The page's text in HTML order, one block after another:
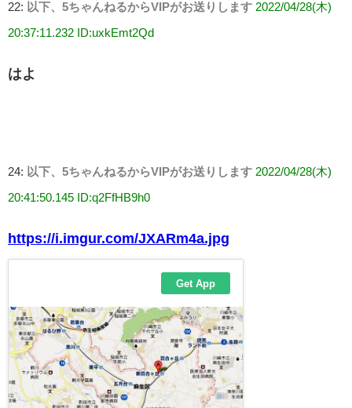
22: 以下、5ちゃんねるからVIPがお送りします 2022/04/28(木)
20:37:11.232 ID:uxkEmt2Qd
はよ
24: 以下、5ちゃんねるからVIPがお送りします 2022/04/28(木)
20:41:50.145 ID:q2FfHB9h0
https://i.imgur.com/JXARm4a.jpg